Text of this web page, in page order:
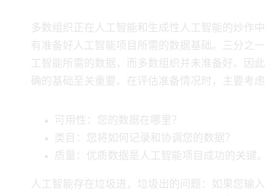
多数组织正在人工智能和生成性人工智能的炒作
有准备好人工智能项目所需的数据基础。三分之一
工智能所需的数据，而多数组织并未准备好。因
确的基础至关重要。在评估准备情况时，主要考
可用性：您的数据在哪里？
类目：您将如何记录和协调您的数据？
质量：优质数据是人工智能项目成功的关键
人工智能存在“垃圾进，垃圾出”的问题：如果您